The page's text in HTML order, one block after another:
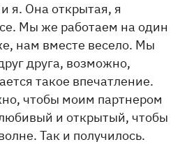
я. Она открытая, я
Мы же работаем на один
нам вместе весело. Мы
друга, возможно,
такое впечатление.
чтобы моим партнером
и открытый, чтобы
Так и получилось.